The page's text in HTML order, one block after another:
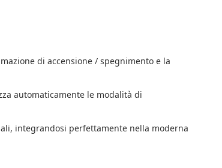
di accensione / spegnimento e la
automaticamente le modalità di
integrandosi perfettamente nella moderna